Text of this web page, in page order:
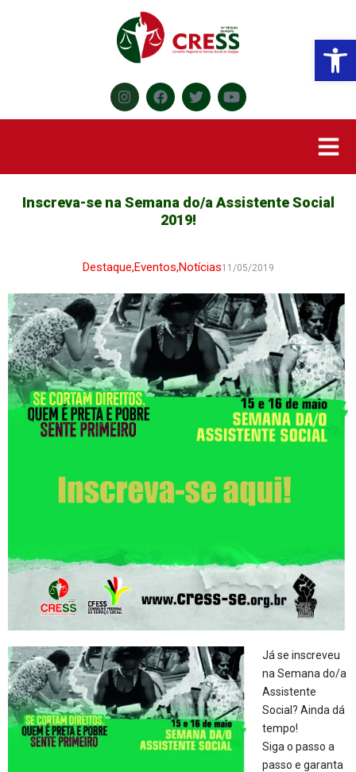
Inscreva-se na Semana do/a Assistente Social
2019!
Destaque,Eventos,Notícias11/05/2019
Já se inscreveu
na Semana do/a
Assistente
Social? Ainda dá
tempo!
Siga o passo a
passo e garanta